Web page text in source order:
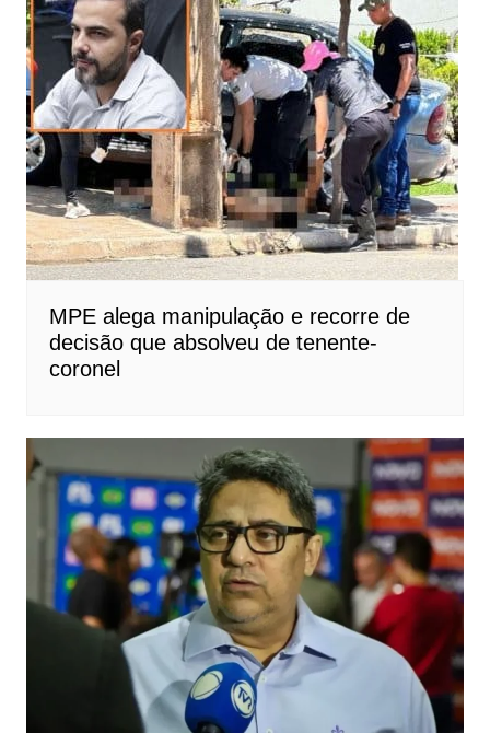
MPE alega manipulação e recorre de
decisão que absolveu de tenente-
coronel